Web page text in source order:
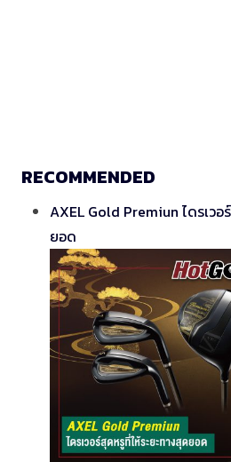
RECOMMENDED
AXEL Gold Premiun ไดรเวอ
ยอด